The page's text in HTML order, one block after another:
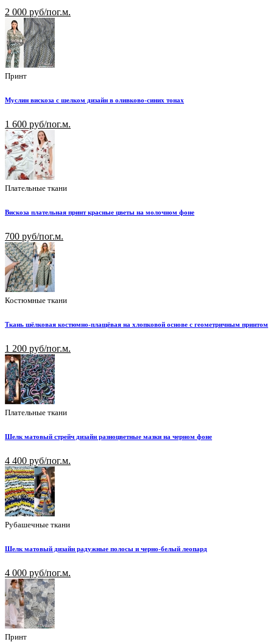
2 000 руб/пог.м.
Принт
Муслин вискоза с шелком дизайн в оливково-синих тонах
1 600 руб/пог.м.
Плательные ткани
Вискоза плательная принт красные цветы на молочном фоне
700 руб/пог.м.
Костюмные ткани
Ткань шёлковая костюмно-плащёвая на хлопковой основе с геометричным принтом
1 200 руб/пог.м.
Плательные ткани
Шелк матовый стрейч дизайн разноцветные мазки на черном фоне
4 400 руб/пог.м.
Рубашечные ткани
Шелк матовый дизайн радужные полосы и черно-белый леопард
4 000 руб/пог.м.
Принт